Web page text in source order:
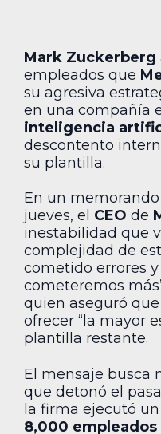
Mark Zuckerberg
empleados que
su agresiva
en una compañía
inteligencia
descontento
su plantilla.
En un
jueves, el CEO de
inestabilidad que
complejidad de
cometido errores
cometeremos
quien aseguró
ofrecer “la mayor
plantilla restante.
El mensaje busca
que detonó el
la firma ejecutó
8,000 empleados